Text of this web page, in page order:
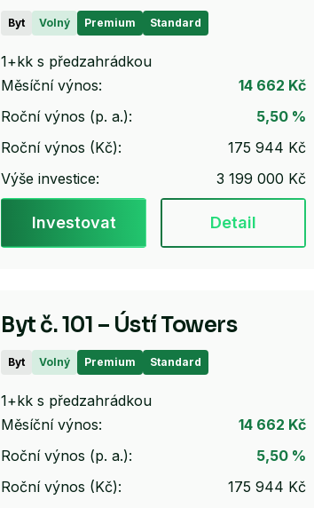
Byt Volný Premium Standard
1+kk s předzahrádkou
Měsíční výnos:
14 662 Kč
Roční výnos (p. a.):
5,50 %
Roční výnos (Kč):
175 944 Kč
Výše investice:
3 199 000 Kč
Investovat Detail
Byt č. 101 – Ústí Towers
Byt Volný Premium Standard
1+kk s předzahrádkou
Měsíční výnos:
14 662 Kč
Roční výnos (p. a.):
5,50 %
Roční výnos (Kč):
175 944 Kč